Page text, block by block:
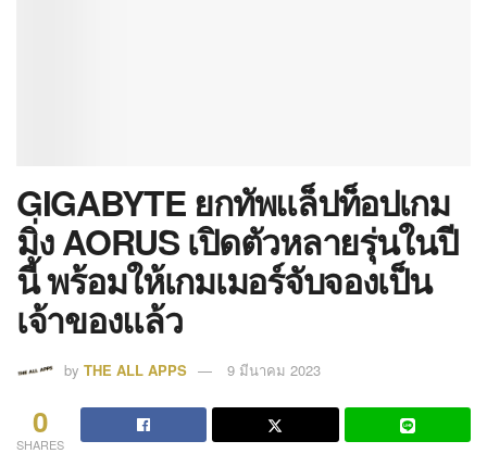
GIGABYTE ยกทัพแล็ปท็อปเกม
มิ่ง AORUS เปิดตัวหลายรุ่นในปี
นี้ พร้อมให้เกมเมอร์จับจองเป็น
เจ้าของแล้ว
by THE ALL APPS 9 มีนาคม 2023
0
SHARES